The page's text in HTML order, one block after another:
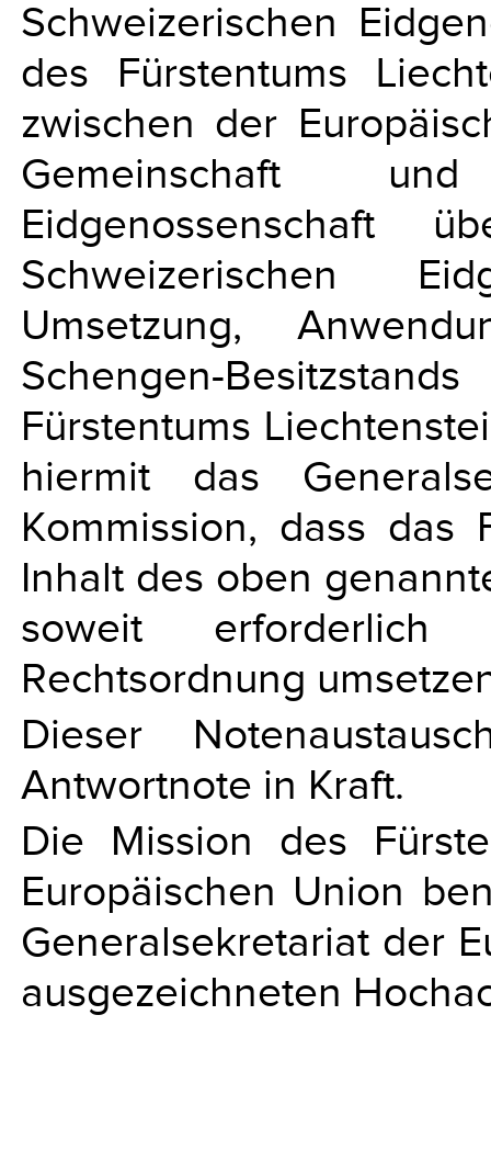
Schweizerischen
des Fürstentums
zwischen der
Gemeinschaft
Eidgenossenschaft
Schweizerischen
Umsetzung,
Schengen-
Fürstentums
hiermit das
Kommission, dass das
Inhalt des oben
soweit
Rechtsordnung
Dieser
Antwortnote in Kraft.
Die Mission des
Europäischen Union
Generalsekretariat der
ausgezeichneten